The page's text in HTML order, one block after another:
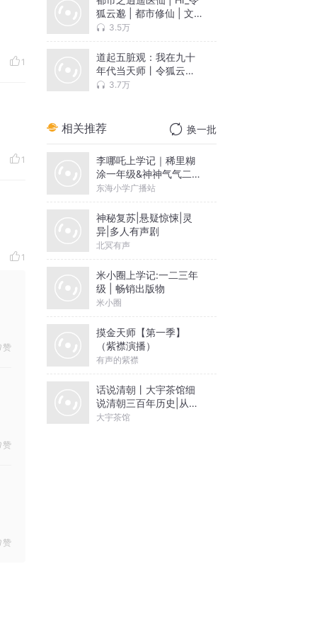
1
1
1
赞
赞
赞
狐云邈 | 都市修仙 | 文
学玄幻| 都市小说
3.5万
道起五脏观：我在九十
年代当天师丨令狐云邈
演播丨东方玄幻丨多人
3.7万
相关推荐 换一批
李哪吒上学记｜稀里糊
涂一年级&神神气气二年
级
东海小学广播站
神秘复苏|悬疑惊悚|灵
异|多人有声剧
北冥有声
米小圈上学记:一二三年
级 | 畅销出版物
米小圈
摸金天师【第一季】
（紫襟演播）
有声的紫襟
话说清朝丨大宇茶馆细
说清朝三百年历史|从努
尔哈赤到末代皇帝溥仪|
大宇茶馆